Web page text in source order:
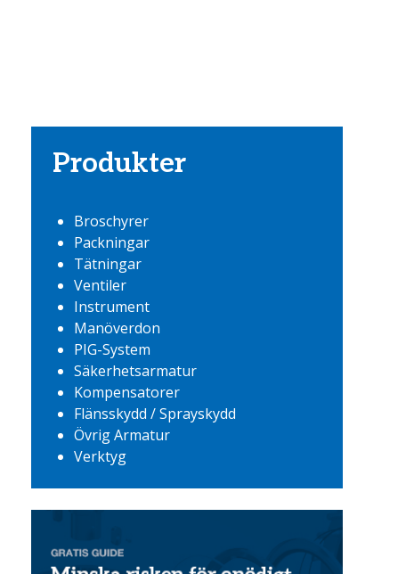
Produkter
Broschyrer
Packningar
Tätningar
Ventiler
Instrument
Manöverdon
PIG-System
Säkerhetsarmatur
Kompensatorer
Flänsskydd / Sprayskydd
Övrig Armatur
Verktyg